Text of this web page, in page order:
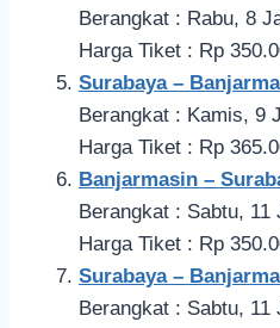
Berangkat : Rabu, 8
Harga Tiket : Rp
Surabaya –
Berangkat : Kamis, 9
Harga Tiket : Rp
Banjarmasin –
Berangkat : Sabtu,
Harga Tiket : Rp
Surabaya –
Berangkat : Sabtu,